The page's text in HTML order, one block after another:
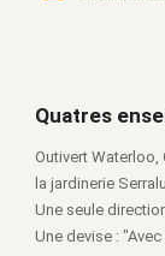
Quatres
Outivert Waterloo,
la jardinerie
Une seule
Une devise :